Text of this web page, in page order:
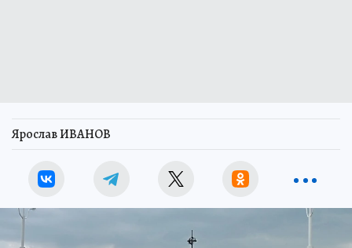
Ярослав ИВАНОВ